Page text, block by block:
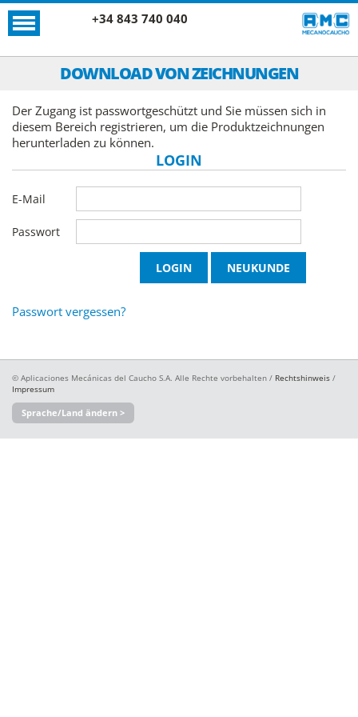
+34 843 740 040
DOWNLOAD VON ZEICHNUNGEN
Der Zugang ist passwortgeschützt und Sie müssen sich in
diesem Bereich registrieren, um die Produktzeichnungen
herunterladen zu können.
LOGIN
E-Mail
Passwort
Passwort vergessen?
© Aplicaciones Mecánicas del Caucho S.A. Alle Rechte vorbehalten / Rechtshinweis /
Impressum
Sprache/Land ändern >